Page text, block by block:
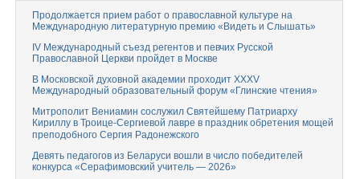
Продолжается прием работ о православной культуре на
Международную литературную премию «Видеть и Слышать»
IV Международный съезд регентов и певчих Русской
Православной Церкви пройдет в Москве
В Московской духовной академии проходит XXXV
Международный образовательный форум «Глинские чтения»
Митрополит Вениамин сослужил Святейшему Патриарху
Кириллу в Троице-Сергиевой лавре в праздник обретения мощей
преподобного Сергия Радонежского
Девять педагогов из Беларуси вошли в число победителей
конкурса «Серафимовский учитель — 2026»